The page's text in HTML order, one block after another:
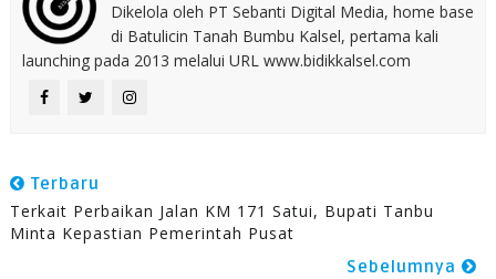
Dikelola oleh PT Sebanti Digital Media, home base
di Batulicin Tanah Bumbu Kalsel, pertama kali
launching pada 2013 melalui URL www.bidikkalsel.com
Terbaru
Terkait Perbaikan Jalan KM 171 Satui, Bupati Tanbu
Minta Kepastian Pemerintah Pusat
Sebelumnya